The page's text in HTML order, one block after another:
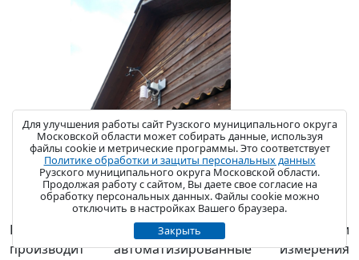
Каждый день станция в режиме реального времени
производит автоматизированные измерения
Для улучшения работы сайт Рузского муниципального округа
Московской области может собирать данные, используя
файлы cookie и метрические программы. Это соответствует
Политике обработки и защиты персональных данных
Рузского муниципального округа Московской области.
Продолжая работу с сайтом, Вы даете свое согласие на
обработку персональных данных. Файлы cookie можно
отключить в настройках Вашего браузера.
Закрыть